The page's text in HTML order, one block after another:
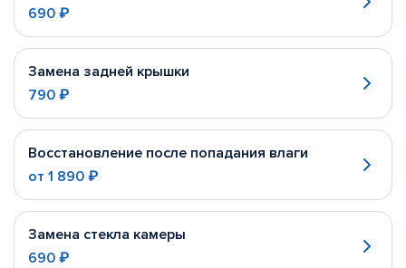
690 ₽
Замена задней крышки
790 ₽
Восстановление после попадания влаги
от 1 890 ₽
Замена стекла камеры
690 ₽